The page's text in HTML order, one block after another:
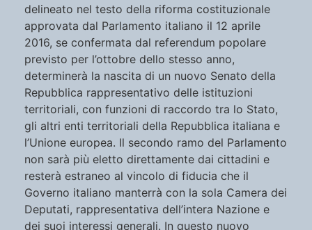
delineato nel testo della riforma costituzionale
approvata dal Parlamento italiano il 12 aprile
2016, se confermata dal referendum popolare
previsto per l’ottobre dello stesso anno,
determinerà la nascita di un nuovo Senato della
Repubblica rappresentativo delle istituzioni
territoriali, con funzioni di raccordo tra lo Stato,
gli altri enti territoriali della Repubblica italiana e
l’Unione europea. Il secondo ramo del Parlamento
non sarà più eletto direttamente dai cittadini e
resterà estraneo al vincolo di fiducia che il
Governo italiano manterrà con la sola Camera dei
Deputati, rappresentativa dell’intera Nazione e
dei suoi interessi generali. In questo nuovo